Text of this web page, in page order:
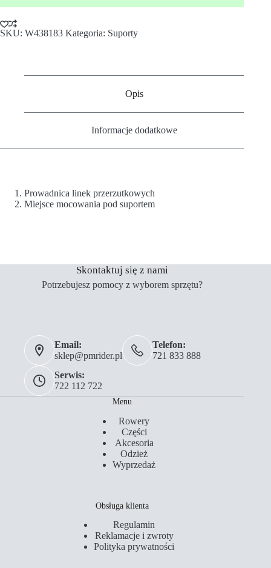
SKU: W438183 Kategoria: Suporty
Opis
Informacje dodatkowe
Prowadnica linek przerzutkowych
Miejsce mocowania pod suportem
Skontaktuj się z nami
Potrzebujesz pomocy z wyborem sprzętu?
Email:
sklep@pmrider.pl
Telefon:
721 833 888
Serwis:
722 112 722
Menu
Rowery
Części
Akcesoria
Odzież
Wyprzedaż
Obsługa klienta
Regulamin
Reklamacje i zwroty
Polityka prywatności